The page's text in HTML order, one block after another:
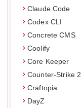
Claude Code
Codex CLI
Concrete CMS
Coolify
Core Keeper
Counter-Strike 2
Craftopia
DayZ